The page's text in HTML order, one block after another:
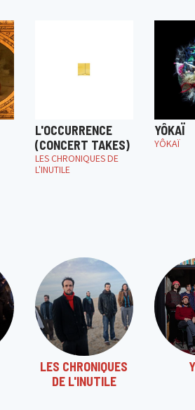
L'OCCURRENCE
(CONCERT TAKES)
LES CHRONIQUES DE
L'INUTILE
YÔKAÏ
YÔKAÏ
LES CHRONIQUES
DE L'INUTILE